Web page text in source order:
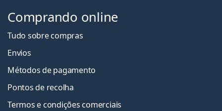
Comprando online
Tudo sobre compras
Envios
Métodos de pagamento
Pontos de recolha
Termos e condições comerciais